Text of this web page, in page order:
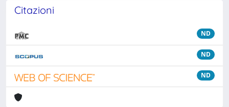
Citazioni
ND
ND
ND